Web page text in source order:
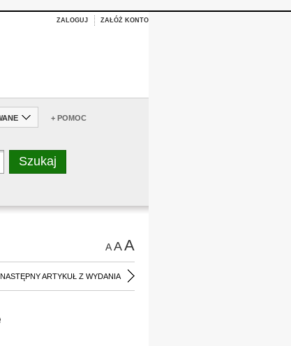
ZALOGUJ ZAŁÓŻ KONTO
+ POMOC
AAA
NASTĘPNY ARTYKUŁ Z WYDANIA